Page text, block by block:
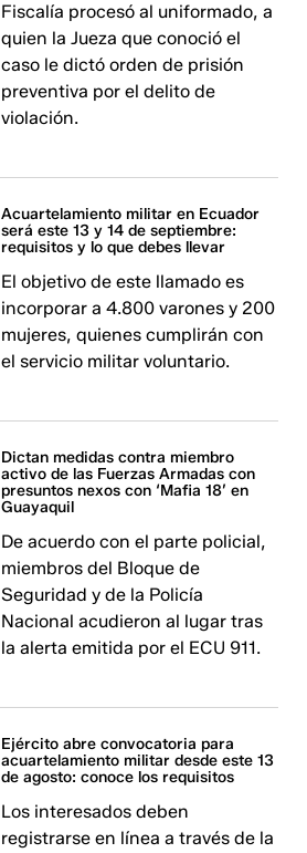
Fiscalía procesó al uniformado, a
quien la Jueza que conoció el
caso le dictó orden de prisión
preventiva por el delito de
violación.
Acuartelamiento militar en Ecuador
será este 13 y 14 de septiembre:
requisitos y lo que debes llevar
El objetivo de este llamado es
incorporar a 4.800 varones y 200
mujeres, quienes cumplirán con
el servicio militar voluntario.
Dictan medidas contra miembro
activo de las Fuerzas Armadas con
presuntos nexos con ‘Mafia 18’ en
Guayaquil
De acuerdo con el parte policial,
miembros del Bloque de
Seguridad y de la Policía
Nacional acudieron al lugar tras
la alerta emitida por el ECU 911.
Ejército abre convocatoria para
acuartelamiento militar desde este 13
de agosto: conoce los requisitos
Los interesados deben
registrarse en línea a través de la